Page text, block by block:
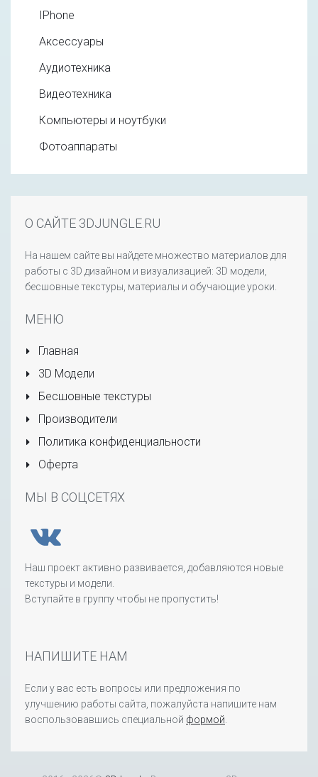
IPhone
Аксессуары
Аудиотехника
Видеотехника
Компьютеры и ноутбуки
Фотоаппараты
О САЙТЕ 3DJUNGLE.RU
На нашем сайте вы найдете множество материалов для
работы с 3D дизайном и визуализацией: 3D модели,
бесшовные текстуры, материалы и обучающие уроки.
МЕНЮ
Главная
3D Модели
Бесшовные текстуры
Производители
Политика конфиденциальности
Оферта
МЫ В СОЦСЕТЯХ
Наш проект активно развивается, добавляются новые
текстуры и модели.
Вступайте в группу чтобы не пропустить!
НАПИШИТЕ НАМ
Если у вас есть вопросы или предложения по
улучшению работы сайта, пожалуйста напишите нам
воспользовавшись специальной формой